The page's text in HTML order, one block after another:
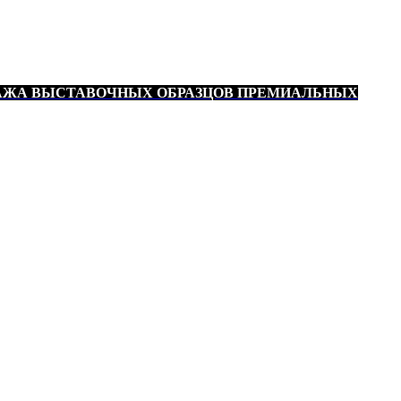
ВЫСТАВОЧНЫХ ОБРАЗЦОВ ПРЕМИАЛЬНЫХ